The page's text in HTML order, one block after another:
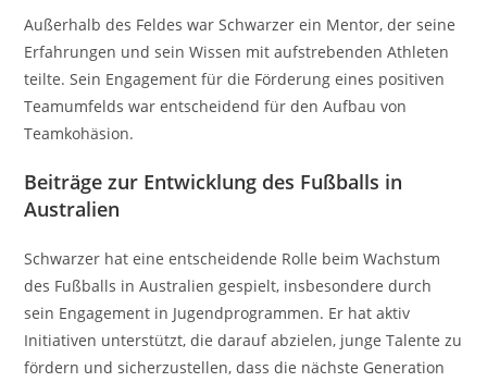
Außerhalb des Feldes war Schwarzer ein Mentor, der seine
Erfahrungen und sein Wissen mit aufstrebenden Athleten
teilte. Sein Engagement für die Förderung eines positiven
Teamumfelds war entscheidend für den Aufbau von
Teamkohäsion.
Beiträge zur Entwicklung des Fußballs in
Australien
Schwarzer hat eine entscheidende Rolle beim Wachstum
des Fußballs in Australien gespielt, insbesondere durch
sein Engagement in Jugendprogrammen. Er hat aktiv
Initiativen unterstützt, die darauf abzielen, junge Talente zu
fördern und sicherzustellen, dass die nächste Generation